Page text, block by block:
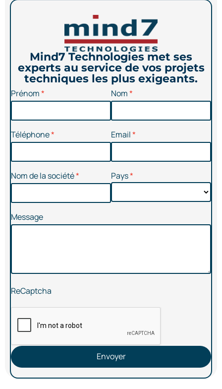
Mind7 Technologies met ses
experts au service de vos projets
techniques les plus exigeants.
Prénom Nom
Téléphone Email
Nom de la société Pays
Message
ReCaptcha
Envoyer